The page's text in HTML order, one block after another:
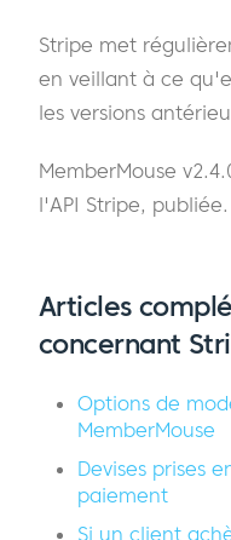
Stripe met
en veillant à ce
les versions
MemberMouse
l'API Stripe, publiée.
Articles
concernant
Options de
MemberMouse
Devises prises
paiement
Si un client